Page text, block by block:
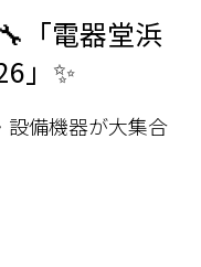
「電器堂浜
」✨
設備機器が大集合